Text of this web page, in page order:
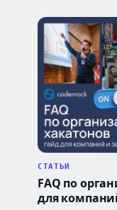
СТАТЬИ
FAQ по
для